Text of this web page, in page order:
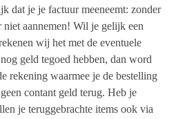
dat je je factuur meeneemt: zonder
aannemen! Wil je gelijk een
wij het met de eventuele
geld tegoed hebben, dan word
rekening waarmee je de bestelling
contant geld terug. Heb je
je teruggebrachte items ook via